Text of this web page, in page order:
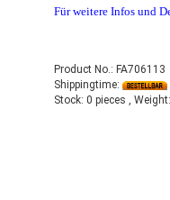
Für weitere Infos und
Product No.: FA706113
Shippingtime:
Stock: 0 pieces , Weight: